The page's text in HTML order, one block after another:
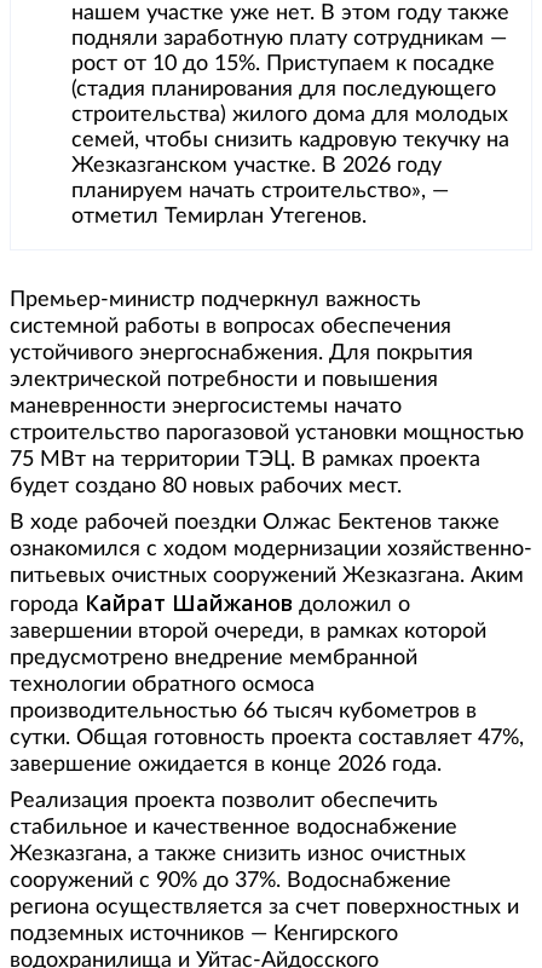
нашем участке уже нет. В этом году также
подняли заработную плату сотрудникам —
рост от 10 до 15%. Приступаем к посадке
(стадия планирования для последующего
строительства) жилого дома для молодых
семей, чтобы снизить кадровую текучку на
Жезказганском участке. В 2026 году
планируем начать строительство», —
отметил Темирлан Утегенов.
Премьер-министр подчеркнул важность
системной работы в вопросах обеспечения
устойчивого энергоснабжения. Для покрытия
электрической потребности и повышения
маневренности энергосистемы начато
строительство парогазовой установки мощностью
75 МВт на территории ТЭЦ. В рамках проекта
будет создано 80 новых рабочих мест.
В ходе рабочей поездки Олжас Бектенов также
ознакомился с ходом модернизации хозяйственно-
питьевых очистных сооружений Жезказгана. Аким
города Кайрат Шайжанов доложил о
завершении второй очереди, в рамках которой
предусмотрено внедрение мембранной
технологии обратного осмоса
производительностью 66 тысяч кубометров в
сутки. Общая готовность проекта составляет 47%,
завершение ожидается в конце 2026 года.
Реализация проекта позволит обеспечить
стабильное и качественное водоснабжение
Жезказгана, а также снизить износ очистных
сооружений с 90% до 37%. Водоснабжение
региона осуществляется за счет поверхностных и
подземных источников — Кенгирского
водохранилища и Уйтас-Айдосского